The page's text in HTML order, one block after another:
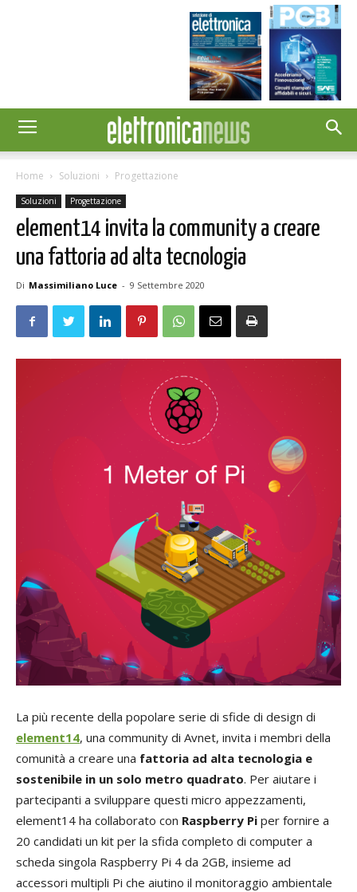
Home Soluzioni Progettazione
Soluzioni Progettazione
element14 invita la community a creare
una fattoria ad alta tecnologia
Di Massimiliano Luce - 9 Settembre 2020
La più recente della popolare serie di sfide di design di
element14, una community di Avnet, invita i membri della
comunità a creare una fattoria ad alta tecnologia e
sostenibile in un solo metro quadrato. Per aiutare i
partecipanti a sviluppare questi micro appezzamenti,
element14 ha collaborato con Raspberry Pi per fornire a
20 candidati un kit per la sfida completo di computer a
scheda singola Raspberry Pi 4 da 2GB, insieme ad
accessori multipli Pi che aiutino il monitoraggio ambientale